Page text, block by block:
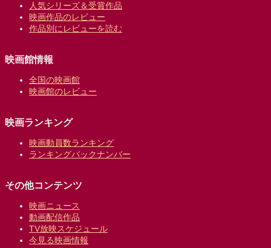
人気シリーズ＆受賞作品
映画作品のレビュー
作品別にレビューを読む
映画館情報
全国の映画館
映画館のレビュー
映画ランキング
映画動員数ランキング
ランキングバックナンバー
その他コンテンツ
映画ニュース
動画配信作品
TV放映スケジュール
今見る映画情報